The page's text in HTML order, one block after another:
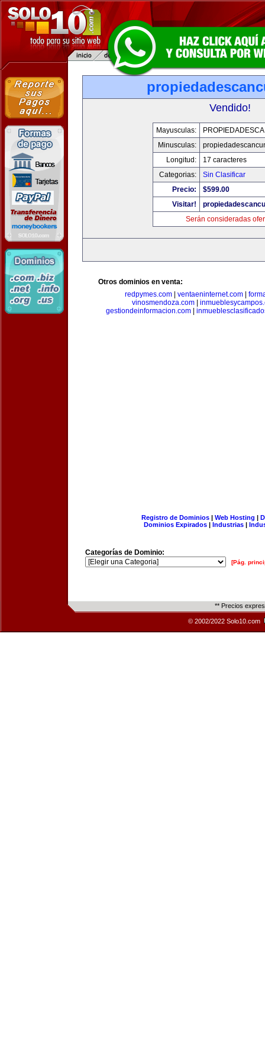
Vendido!
Mayusculas:
Minusculas:
Longitud:
17 caracteres
Categorias:
Sin Clasificar
Precio:
$599.00
Visitar!
Serán consideradas
Otros dominios en venta:
redpymes.com
ventaeninternet.com
vinosmendoza.com|
gestiondeinformacion.com
Registro de Dominios| Web Hosting |
Dominios Expirados | Industrias |
Categorías de Dominio:
[Pág.
** Precios
© 2002/2022 Solo10.com